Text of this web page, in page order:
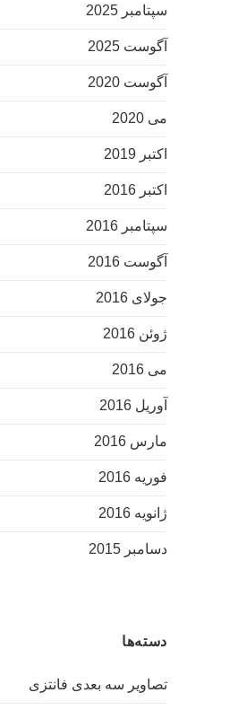
سپتامبر 2025
آگوست 2025
آگوست 2020
می 2020
اکتبر 2019
اکتبر 2016
سپتامبر 2016
آگوست 2016
جولای 2016
ژوئن 2016
می 2016
آوریل 2016
مارس 2016
فوریه 2016
ژانویه 2016
دسامبر 2015
دسته‌ها
تصاویر سه بعدی فانتزی